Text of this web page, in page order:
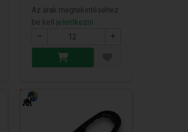
Az árak megtekintéséhez
be kell jelentkezni